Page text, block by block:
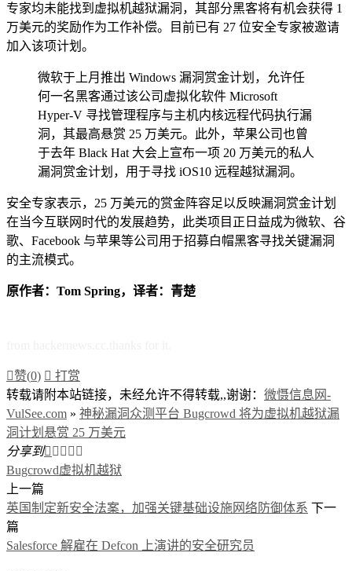
专家均未能找到虚拟机越狱漏洞，其部分黑客将有机会获得 1
万美元的奖励作为工作补偿。目前已有 27 位安全专家被邀请
加入该项计划。
微软于上月推出 Windows 漏洞赏金计划，允许任
何一名黑客通过该公司虚拟化软件 Microsoft
Hyper-V 寻找管理程序与主机内核远程代码执行漏
洞，其最高悬赏 25 万美元。此外，苹果公司也曾
于去年 Black Hat 大会上宣布一项 20 万美元的私人
漏洞赏金计划，用于寻找 iOS10 远程越狱漏洞。
安全专家表示，25 万美元的赏金阵容足以反映漏洞赏金计划
在当今互联网时代的发展趋势，此类项目正日益成为微软、谷
歌、Facebook 与苹果等公司用于招募白帽黑客寻找关键漏洞
的主流模式。
原作者：Tom Spring，译者：青楚
赞(0)  打赏
转载请附本站链接，未经允许不得转载,,谢谢： 微慑信息网-
VulSee.com » 神秘漏洞众测平台 Bugcrowd 将为虚拟机越狱漏
洞计划悬赏 25 万美元
分享到    
Bugcrowd虚拟机越狱
上一篇
英国制定新安全法案，加强关键基础设施网络防御体系 下一
篇
Salesforce 解雇在 Defcon 上演讲的安全研究员